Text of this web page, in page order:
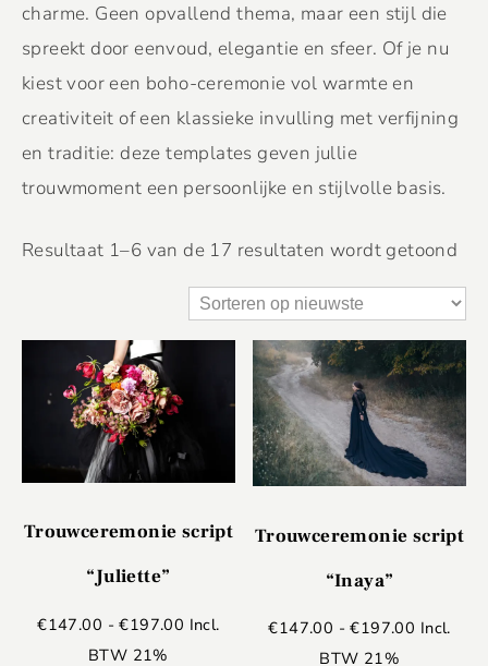
charme. Geen opvallend thema, maar een stijl die
spreekt door eenvoud, elegantie en sfeer. Of je nu
kiest voor een boho-ceremonie vol warmte en
creativiteit of een klassieke invulling met verfijning
en traditie: deze templates geven jullie
trouwmoment een persoonlijke en stijlvolle basis.
Resultaat 1–6 van de 17 resultaten wordt getoond
Trouwceremonie script
“Juliette”
€147.00 - €197.00 Incl.
BTW 21%
Trouwceremonie script
“Inaya”
€147.00 - €197.00 Incl.
BTW 21%